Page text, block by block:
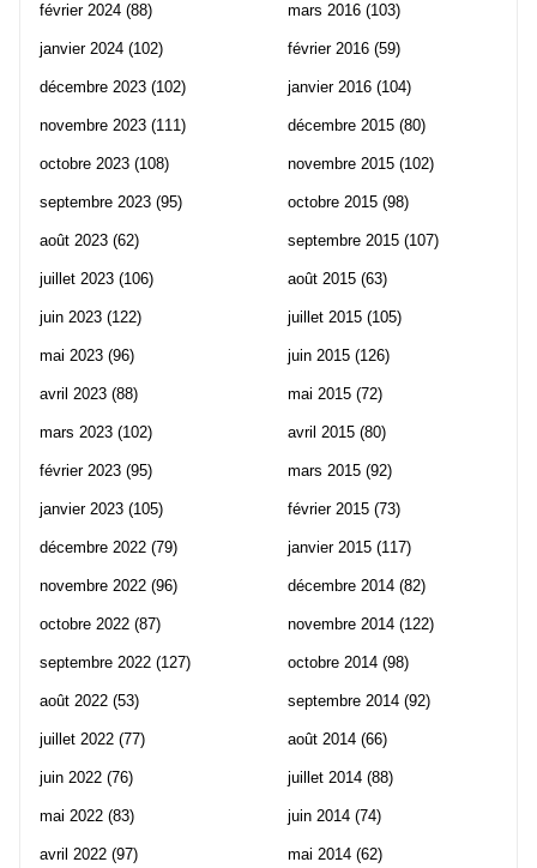
février 2024 (88)
janvier 2024 (102)
décembre 2023 (102)
novembre 2023 (111)
octobre 2023 (108)
septembre 2023 (95)
août 2023 (62)
juillet 2023 (106)
juin 2023 (122)
mai 2023 (96)
avril 2023 (88)
mars 2023 (102)
février 2023 (95)
janvier 2023 (105)
décembre 2022 (79)
novembre 2022 (96)
octobre 2022 (87)
septembre 2022 (127)
août 2022 (53)
juillet 2022 (77)
juin 2022 (76)
mai 2022 (83)
avril 2022 (97)
mars 2016 (103)
février 2016 (59)
janvier 2016 (104)
décembre 2015 (80)
novembre 2015 (102)
octobre 2015 (98)
septembre 2015 (107)
août 2015 (63)
juillet 2015 (105)
juin 2015 (126)
mai 2015 (72)
avril 2015 (80)
mars 2015 (92)
février 2015 (73)
janvier 2015 (117)
décembre 2014 (82)
novembre 2014 (122)
octobre 2014 (98)
septembre 2014 (92)
août 2014 (66)
juillet 2014 (88)
juin 2014 (74)
mai 2014 (62)